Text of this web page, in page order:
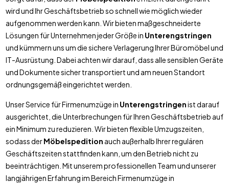
wird und Ihr Geschäftsbetrieb so schnell wie möglich wieder
aufgenommen werden kann. Wir bieten maßgeschneiderte
Lösungen für Unternehmen jeder Größe in Unterengstringen
und kümmern uns um die sichere Verlagerung Ihrer Büromöbel und
IT-Ausrüstung. Dabei achten wir darauf, dass alle sensiblen Geräte
und Dokumente sicher transportiert und am neuen Standort
ordnungsgemäß eingerichtet werden.
Unser Service für Firmenumzüge in Unterengstringenist darauf
ausgerichtet, die Unterbrechungen für Ihren Geschäftsbetrieb auf
ein Minimum zu reduzieren. Wir bieten flexible Umzugszeiten,
sodass derMöbelspedition auch außerhalb Ihrer regulären
Geschäftszeiten stattfinden kann, um den Betrieb nicht zu
beeinträchtigen. Mit unserem professionellen Team und unserer
langjährigen Erfahrung im Bereich Firmenumzüge in